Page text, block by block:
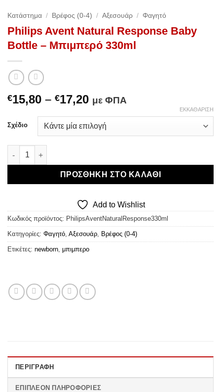
Κατάστημα / Βρέφος (0-4) / Αξεσουάρ / Φαγητό
Philips Avent Natural Response Baby
Bottle – Μπιμπερό 330ml
€15,80 – €17,20Price
€15,80
through
με ΦΠΑ
Σχέδιο
ΕΚΚΑΘΆΡΙΣΗ
Philips Avent Natural Response Baby Bottle - Μπιμπερό 330ml
ΠΡΟΣΘΉΚΗ ΣΤΟ ΚΑΛΆΘΙ
Add to Wishlist
Κωδικός προϊόντος: PhilipsAventNaturalResponse330ml
Κατηγορίες: Φαγητό Αξεσουάρ Βρέφος (0-4)
Ετικέτες: newborn μπιμπερο
ΠΕΡΙΓΡΑΦΉ
ΕΠΙΠΛΈΟΝ ΠΛΗΡΟΦΟΡΊΕΣ